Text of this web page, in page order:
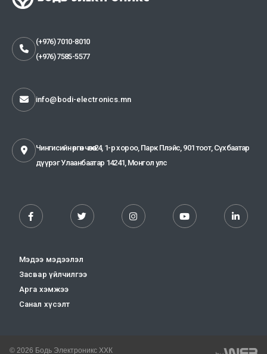
(+976) 7010-8010
(+976) 7585-5577
info@bodi-electronics.mn
Чингисийн өргөн чөлөө-24, 1-р хороо, Парк Плэйс, 901 тоот, Сүхбаатар
дүүрэг Улаанбаатар 14241, Монгол улс
Мэдээ мэдээлэл
Засвар үйлчилгээ
Арга хэмжээ
Санал хүсэлт
© 2026 Бодь Электроникс ХХК